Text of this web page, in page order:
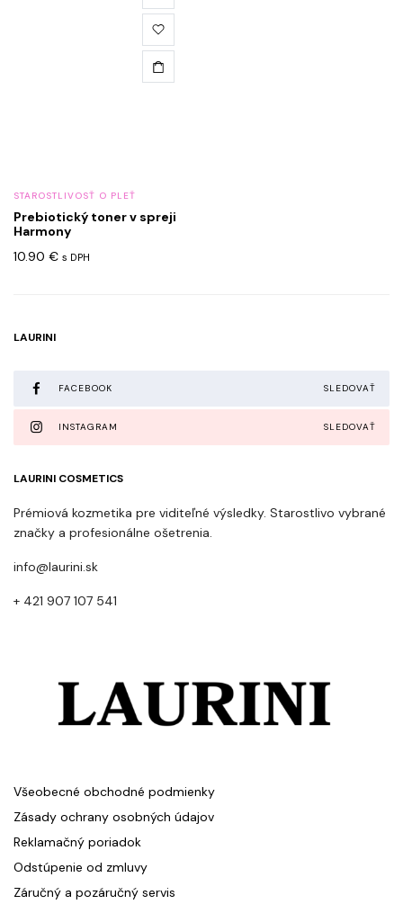
STAROSTLIVOSŤ O PLEŤ
Prebiotický toner v spreji
Harmony
10.90 € s DPH
LAURINI
FACEBOOK SLEDOVAŤ
INSTAGRAM SLEDOVAŤ
LAURINI COSMETICS
Prémiová kozmetika pre viditeľné výsledky. Starostlivo vybrané
značky a profesionálne ošetrenia.
info@laurini.sk
+ 421 907 107 541
Všeobecné obchodné podmienky
Zásady ochrany osobných údajov
Reklamačný poriadok
Odstúpenie od zmluvy
Záručný a pozáručný servis